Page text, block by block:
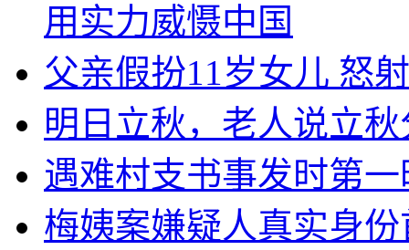
用实力威慑中国
父亲假扮11岁女儿 怒
明日立秋，老人说立
遇难村支书事发时第
梅姨案嫌疑人真实身